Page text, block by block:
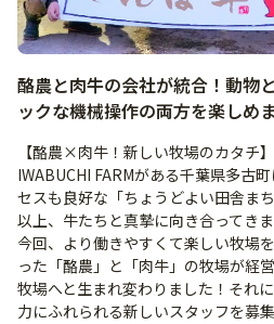
酪農と肉牛の会社が統合！動物
ックな機械操作の両方を楽しめ
【酪農×肉牛！新しい牧場のカタチ】
IWABUCHI FARMがある千葉県多古
セスも良好な「ちょうどよい田舎ま
以上、牛たちと真摯に向き合ってきま
今回、より働きやすくて楽しい牧場
った「酪農」と「肉牛」の牧場が経
牧場へと生まれ変わりました！それ
力にふれられる新しいスタッフを募集